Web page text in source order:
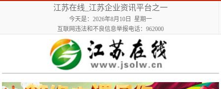
江苏在线_江苏企业资讯平台之一
今天是：2026年8月10日 星期一
互联网违法和不良信息举报电话：962000